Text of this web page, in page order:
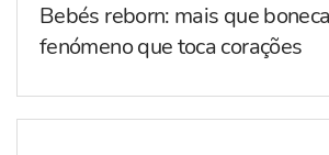
Bebés reborn: mais que
fenómeno que toca corações